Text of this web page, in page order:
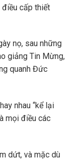
cấp thiết
nọ, sau những
giảng Tin Mừng,
quanh Đức
nhau “kể lại
mọi điều các
dứt, và mặc dù